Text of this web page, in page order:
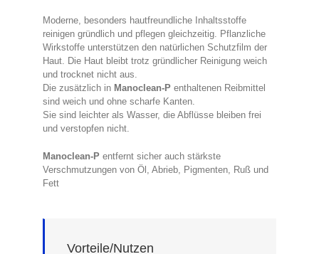
Moderne, besonders hautfreundliche Inhaltsstoffe
reinigen gründlich und pflegen gleichzeitig. Pflanzliche
Wirkstoffe unterstützen den natürlichen Schutzfilm der
Haut. Die Haut bleibt trotz gründlicher Reinigung weich
und trocknet nicht aus.
Die zusätzlich in Manoclean-P enthaltenen Reibmittel
sind weich und ohne scharfe Kanten.
Sie sind leichter als Wasser, die Abflüsse bleiben frei
und verstopfen nicht.
Manoclean-P entfernt sicher auch stärkste
Verschmutzungen von Öl, Abrieb, Pigmenten, Ruß und
Fett
Vorteile/Nutzen